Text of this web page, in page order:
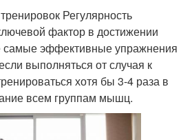
Регулярность
фактор в достижении
самые эффективные упражнения
выполняться от случая к
хотя бы 3-4 раза в
всем группам мышц.